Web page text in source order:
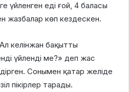
үйленген еді ғой, 4 баласы
жазбалар көп кездескен.
келінжан бақытты
үйленді ме?» деп жас
Сонымен қатар желіде
пікірлер тарады.